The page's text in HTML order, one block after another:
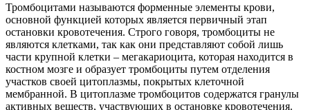
Тромбоцитами называются форменные элементы крови,
основной функцией которых является первичный этап
остановки кровотечения. Строго говоря, тромбоциты не
являются клетками, так как они представляют собой лишь
части крупной клетки – мегакариоцита, которая находится в
костном мозге и образует тромбоциты путем отделения
участков своей цитоплазмы, покрытых клеточной
мембранной. В цитоплазме тромбоцитов содержатся гранулы
активных веществ, участвующих в остановке кровотечения.